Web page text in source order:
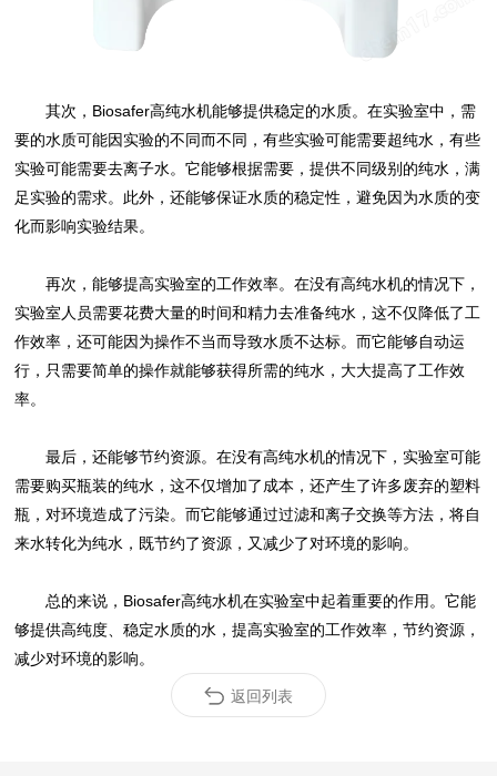
其次，Biosafer高纯水机能够提供稳定的水质。在实验室中，需
要的水质可能因实验的不同而不同，有些实验可能需要超纯水，有些
实验可能需要去离子水。它能够根据需要，提供不同级别的纯水，满
足实验的需求。此外，还能够保证水质的稳定性，避免因为水质的变
化而影响实验结果。
再次，能够提高实验室的工作效率。在没有高纯水机的情况下，
实验室人员需要花费大量的时间和精力去准备纯水，这不仅降低了工
作效率，还可能因为操作不当而导致水质不达标。而它能够自动运
行，只需要简单的操作就能够获得所需的纯水，大大提高了工作效
率。
最后，还能够节约资源。在没有高纯水机的情况下，实验室可能
需要购买瓶装的纯水，这不仅增加了成本，还产生了许多废弃的塑料
瓶，对环境造成了污染。而它能够通过过滤和离子交换等方法，将自
来水转化为纯水，既节约了资源，又减少了对环境的影响。
总的来说，Biosafer高纯水机在实验室中起着重要的作用。它能
够提供高纯度、稳定水质的水，提高实验室的工作效率，节约资源，
减少对环境的影响。
返回列表